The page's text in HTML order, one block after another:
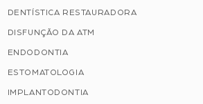
DENTÍSTICA RESTAURADORA
DISFUNÇÃO DA ATM
ENDODONTIA
ESTOMATOLOGIA
IMPLANTODONTIA